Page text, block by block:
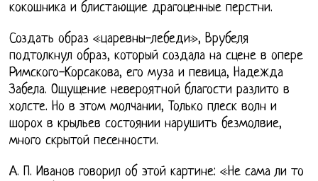
кокошника и блистающие драгоценные перстни.
Создать образ «царевны-лебеди», Врубеля
подтолкнул образ, который создала на сцене в опере
Римского-Корсакова, его муза и певица, Надежда
Забела. Ощущение невероятной благости разлито в
холсте. Но в этом молчании, Только плеск волн и
шорох в крыльев состоянии нарушить безмолвие,
много скрытой песенности.
А. П. Иванов говорил об этой картине: «Не сама ли то